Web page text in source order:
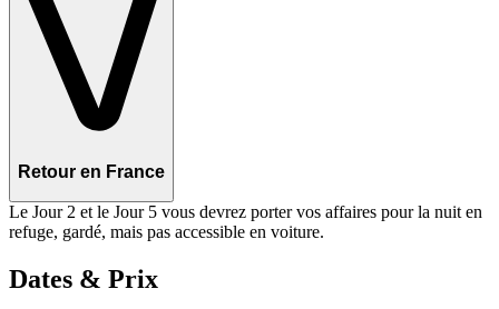
Retour en France
Le Jour 2 et le Jour 5 vous devrez porter vos affaires pour la nuit en
refuge, gardé, mais pas accessible en voiture.
Dates & Prix